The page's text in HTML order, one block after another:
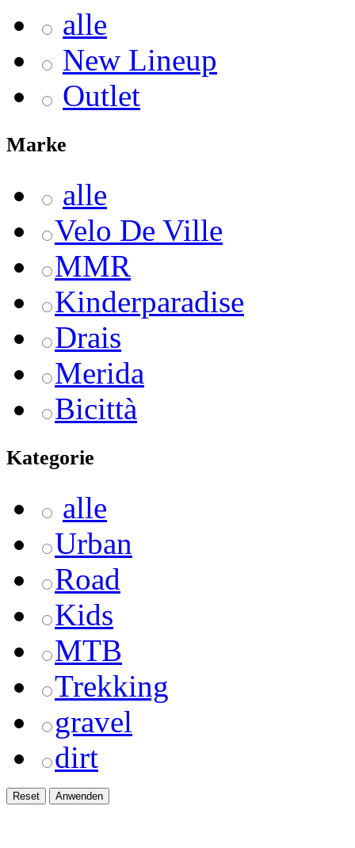
alle
New Lineup
Outlet
Marke
alle
Velo De Ville
MMR
Kinderparadise
Drais
Merida
Bicittà
Kategorie
alle
Urban
Road
Kids
MTB
Trekking
gravel
dirt
Reset Anwenden